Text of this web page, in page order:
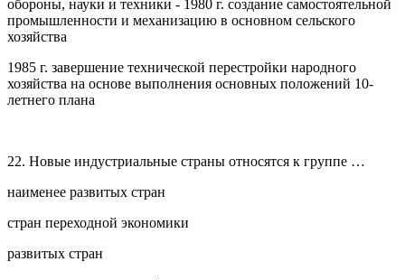
обороны, науки и техники - 1980 г. создание самостоятельной
промышленности и механизацию в основном сельского
хозяйства
1985 г. завершение технической перестройки народного
хозяйства на основе выполнения основных положений 10-
летнего плана
22. Новые индустриальные страны относятся к группе …
наименее развитых стран
стран переходной экономики
развитых стран